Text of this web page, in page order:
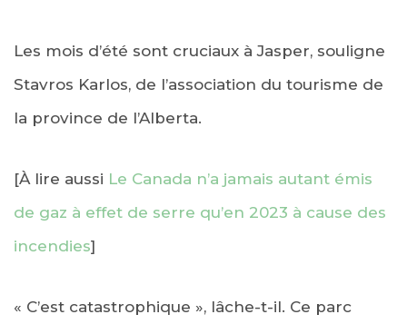
Les mois d’été sont cruciaux à Jasper, souligne
Stavros Karlos, de l’association du tourisme de
la province de l’Alberta.
[À lire aussi Le Canada n’a jamais autant émis
de gaz à effet de serre qu’en 2023 à cause des
incendies]
« C’est catastrophique », lâche-t-il. Ce parc